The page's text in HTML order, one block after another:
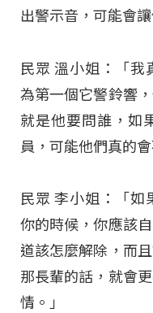
出警示音，可能會
民眾 溫小姐：「我
為第一個它警鈴響
就是他要問誰，如
員，可能他們真的
民眾 李小姐：「如
你的時候，你應該
道該怎麼解除，而
那長輩的話，就會
情。」